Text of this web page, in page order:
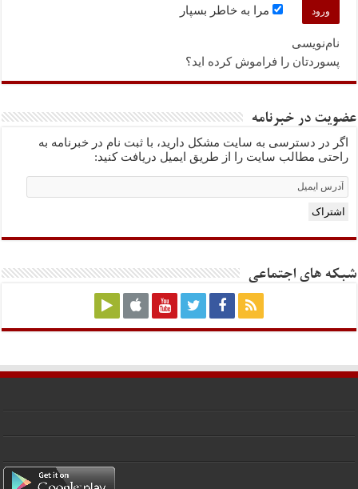
مرا به خاطر بسپار
نام‌نویسی
پسوردتان را فراموش کرده اید؟
عضویت در خبرنامه
اگر در دسترسی به سایت مشکل دارید، با ثبت نام در خبرنامه به
راحتی مطالب سایت را از طریق ایمیل دریافت کنید:
Email
Subscription
اشتراک
شبکه های اجتماعی